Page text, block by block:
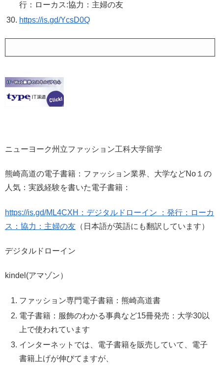
行：ローカス:協力：主婦の友
https://is.gd/YcsD0Q
ニューヨーク州立ファッション工科大学留学
熊崎高道の電子書籍：ファッション業界、大学などNo１の
人気：実践経験を書いた電子書籍：
https://is.gd/ML4CXH：デジタルドローイン ：発行：ローカ
ス：協力：主婦の友 （日本語が英語にも翻訳しています）
デジタルドローイン
kindel(アマゾン）
ファッション専門電子書籍：熊崎高道書
電子書籍：服飾のわかる事典など15冊発売：大学30以
上で使われています
インターネットでは、電子書籍を販売していて、電子
書籍上げが伸びてますが、